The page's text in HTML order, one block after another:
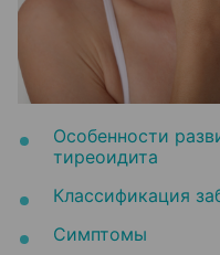
Особенности
тиреоидита
Классификация
Симптомы